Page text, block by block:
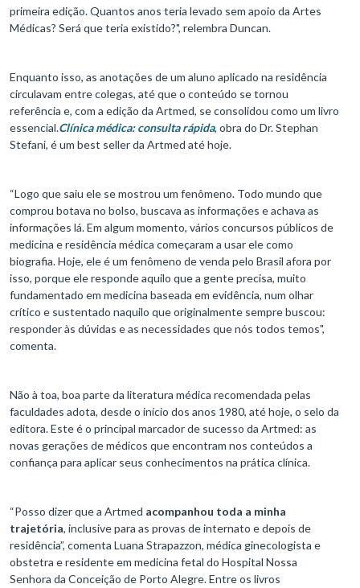
primeira edição. Quantos anos teria levado sem apoio da Artes
Médicas? Será que teria existido?", relembra Duncan.
Enquanto isso, as anotações de um aluno aplicado na residência
circulavam entre colegas, até que o conteúdo se tornou
referência e, com a edição da Artmed, se consolidou como um livro
essencial.Clínica médica: consulta rápida, obra do Dr. Stephan
Stefani, é um best seller da Artmed até hoje.
“Logo que saiu ele se mostrou um fenômeno. Todo mundo que
comprou botava no bolso, buscava as informações e achava as
informações lá. Em algum momento, vários concursos públicos de
medicina e residência médica começaram a usar ele como
biografia. Hoje, ele é um fenômeno de venda pelo Brasil afora por
isso, porque ele responde aquilo que a gente precisa, muito
fundamentado em medicina baseada em evidência, num olhar
crítico e sustentado naquilo que originalmente sempre buscou:
responder às dúvidas e as necessidades que nós todos temos",
comenta.
Não à toa, boa parte da literatura médica recomendada pelas
faculdades adota, desde o início dos anos 1980, até hoje, o selo da
editora. Este é o principal marcador de sucesso da Artmed: as
novas gerações de médicos que encontram nos conteúdos a
confiança para aplicar seus conhecimentos na prática clínica.
“Posso dizer que a Artmed acompanhou toda a minha
trajetória, inclusive para as provas de internato e depois de
residência”, comenta Luana Strapazzon, médica ginecologista e
obstetra e residente em medicina fetal do Hospital Nossa
Senhora da Conceição de Porto Alegre. Entre os livros